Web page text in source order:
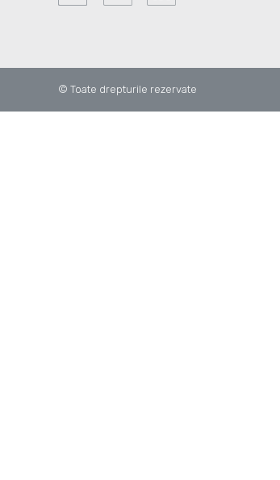
© Toate drepturile rezervate